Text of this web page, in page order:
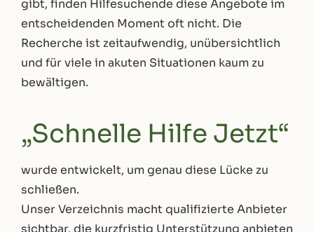
gibt, finden Hilfesuchende diese Angebote im
entscheidenden Moment oft nicht. Die
Recherche ist zeitaufwendig, unübersichtlich
und für viele in akuten Situationen kaum zu
bewältigen.
„Schnelle Hilfe Jetzt“
wurde entwickelt, um genau diese Lücke zu
schließen.
Unser Verzeichnis macht qualifizierte Anbieter
sichtbar, die kurzfristig Unterstützung anbieten